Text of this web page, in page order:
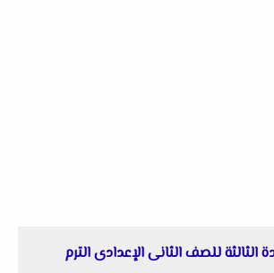
الثالثة للصف الثانى الإعدادى الترم